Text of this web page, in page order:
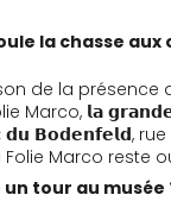
la chasse aux
de la présence
Marco, 𝗹𝗮
𝗕𝗼𝗱𝗲𝗻𝗳𝗲𝗹𝗱,
Folie Marco reste
tour au musée